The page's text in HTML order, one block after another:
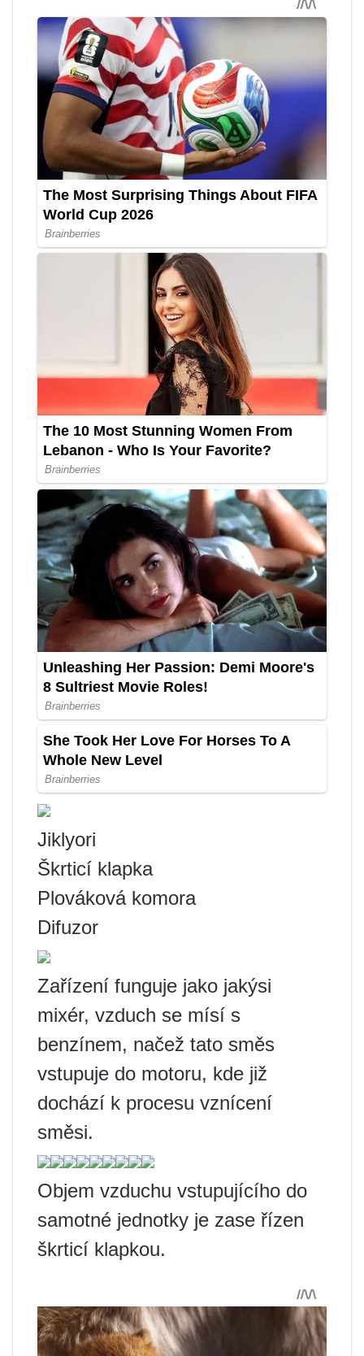
Jiklyori
Škrticí klapka
Plováková komora
Difuzor
Zařízení funguje jako jakýsi
mixér, vzduch se mísí s
benzínem, načež tato směs
vstupuje do motoru, kde již
dochází k procesu vznícení
směsi.
Objem vzduchu vstupujícího do
samotné jednotky je zase řízen
škrticí klapkou.